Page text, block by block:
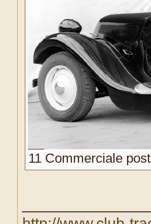
11 Commerciale